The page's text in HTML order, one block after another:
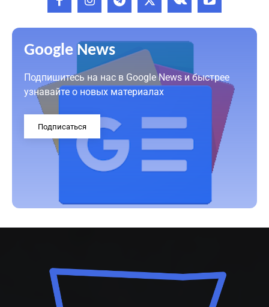
Google News
Подпишитесь на нас в Google News и быстрее
узнавайте о новых материалах
Подписаться